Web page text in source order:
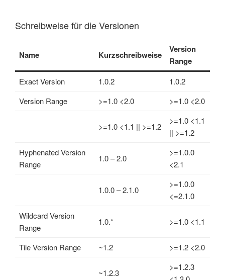
Schreibweise für die Versionen
Name Kurzschreibweise
Version
Range
Exact Version 1.0.2
1.0.2
Version Range
>=1.0 <2.0 >=1.0 <2.0
>=1.0 <1.1 || >=1.2
>=1.0 <1.1
|| >=1.2
Hyphenated Version
Range
1.0 – 2.0
>=1.0.0
<2.1
1.0.0 – 2.1.0
>=1.0.0
<=2.1.0
Wildcard Version
Range
1.0.* >=1.0 <1.1
Tile Version Range ~1.2 >=1.2 <2.0
~1.2.3
>=1.2.3